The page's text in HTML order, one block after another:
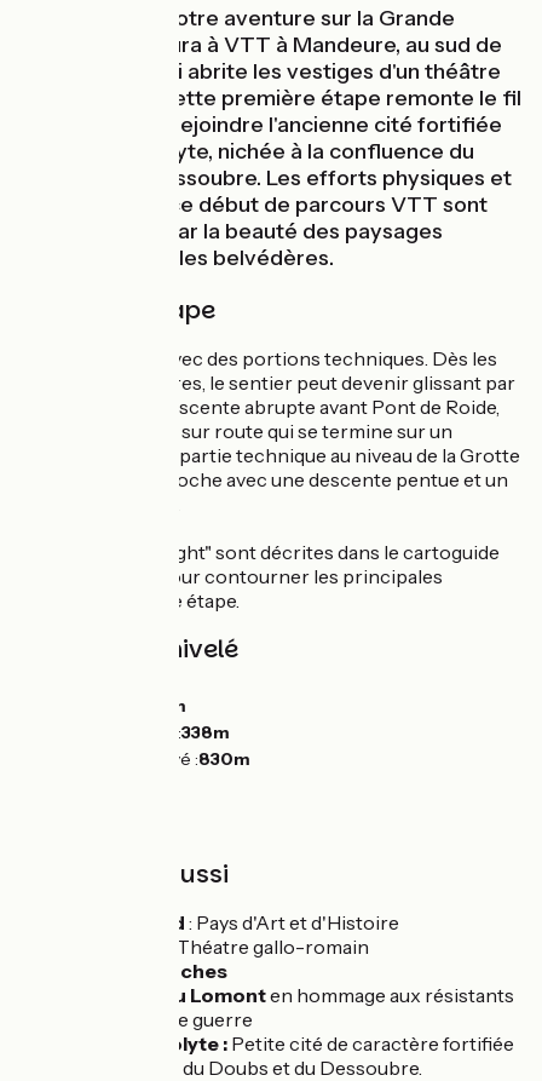
Vous débutez votre aventure sur la Grande
Traversée du Jura à VTT à Mandeure, au sud de
Montbeliard, qui abrite les vestiges d'un théâtre
gallo-romain. Cette première étape remonte le fil
du Doubs pour rejoindre l'ancienne cité fortifiée
de Saint-Hippolyte, nichée à la confluence du
Doubs et du Dessoubre. Les efforts physiques et
techniques de ce début de parcours VTT sont
récompensés par la beauté des paysages
aperçus depuis les belvédères.
Détail de l'étape
Première étape avec des portions techniques. Dès les
premiers kilomètres, le sentier peut devenir glissant par
temps humide. Descente abrupte avant Pont de Roide,
puis belle montée sur route qui se termine sur un
chemin. Dernière partie technique au niveau de la Grotte
du château de la Roche avec une descente pentue et un
3 portions "GTJ Light" sont décrites dans le cartoguide
de la GTJ à VTT pour contourner les principales
difficultés de cette étape.
Pentes et dénivelé
771m
Point le plus bas :338m
Point le plus élevé :830m
À découvrir aussi
Montbéliard : Pays d'Art et d'Histoire
: Théatre gallo-romain
Fort des Roches
Mémorial du Lomonten hommage aux résistants
de la dernière guerre
Saint-Hippolyte : Petite cité de caractère fortifiée
au confluent du Doubs et du Dessoubre.